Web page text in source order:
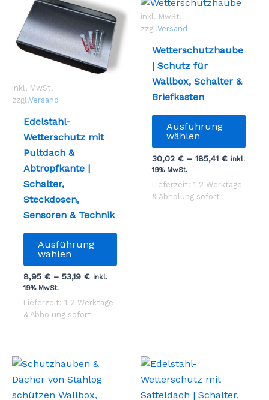
inkl. MwSt.
zzgl.Versand
Edelstahl-
Wetterschutz mit
Pultdach &
Abtropfkante |
Schalter,
Steckdosen,
Sensoren & Technik
Ausführung
wählen
Dieses
weist
können
8,95€ –53,19€ inkl.
19% MwSt.
Lieferzeit: 1-2 Werktage
& Abholung sofort
inkl. MwSt.
zzgl.Versand
Wetterschutzhaube
| Schutz für
Wallbox, Schalter &
Briefkasten
Ausführung
wählen
weist
30,02€ –185,41€ inkl.
19% MwSt.
Lieferzeit: 1-2 Werktage
& Abholung sofort